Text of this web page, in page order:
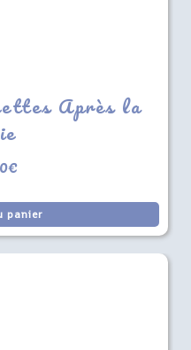
Après la
€
panier